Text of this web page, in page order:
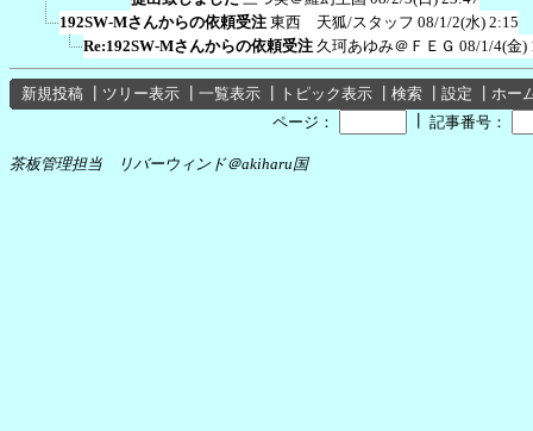
192SW-Mさんからの依頼受注 東西 天狐/スタッフ 08/1/2(水) 2:15
Re:192SW-Mさんからの依頼受注 久珂あゆみ＠ＦＥＧ 08/1/4(金)
新規投稿 ツリー表示 一覧表示 トピック表示 検索 設定
ホー
ページ：
記事番号：
茶板管理担当 リバーウィンド＠akiharu国